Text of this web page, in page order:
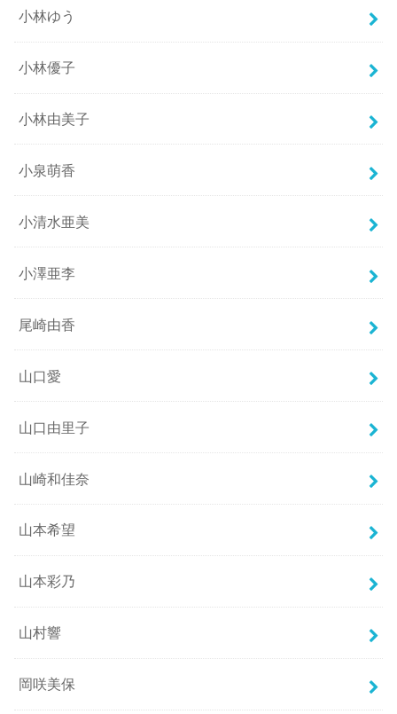
小林ゆう
小林優子
小林由美子
小泉萌香
小清水亜美
小澤亜李
尾崎由香
山口愛
山口由里子
山崎和佳奈
山本希望
山本彩乃
山村響
岡咲美保